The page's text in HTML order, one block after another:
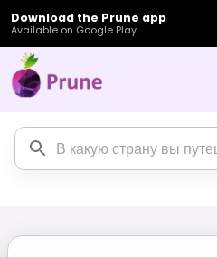
Download the Prune app
Available on Google Play